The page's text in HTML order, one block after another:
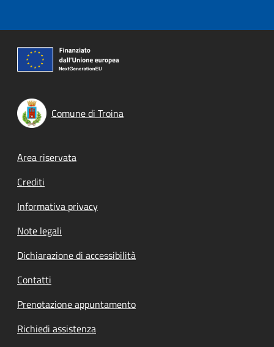
Comune di Troina
Footer menu
Area riservata
Crediti
Informativa privacy
Note legali
Dichiarazione di accessibilità
Contatti
Prenotazione appuntamento
Richiedi assistenza